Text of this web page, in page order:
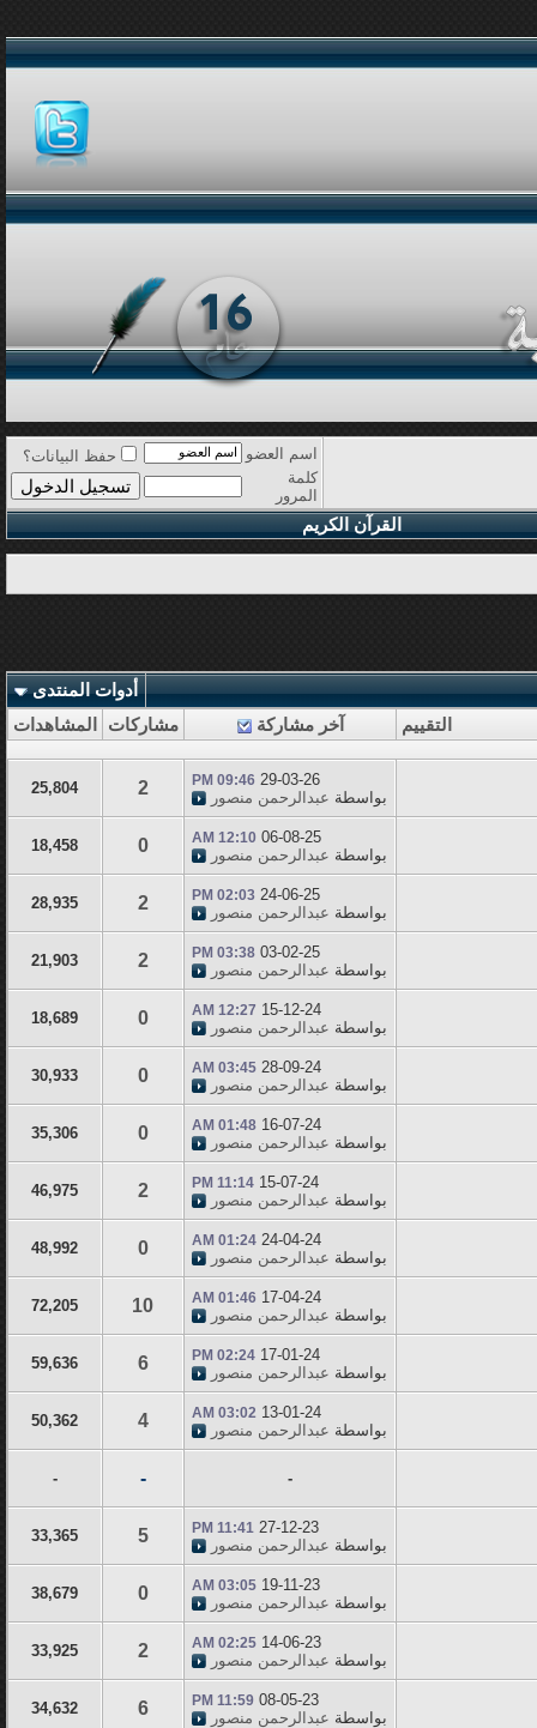
اسم العضو
حفظ البيانات؟
كلمة
المرور
القرآن الكريم
أدوات المنتدى
التقييم
آخر مشاركة مشاركات المشاهدات
29-03-26
09:46 PM
بواسطة عبدالرحمن منصور 2
25,804
06-08-25
12:10 AM
بواسطة عبدالرحمن منصور 0
18,458
24-06-25
02:03 PM
بواسطة عبدالرحمن منصور 2
28,935
03-02-25
03:38 PM
بواسطة عبدالرحمن منصور 2
21,903
15-12-24
12:27 AM
بواسطة عبدالرحمن منصور 0
18,689
28-09-24
03:45 AM
بواسطة عبدالرحمن منصور 0
30,933
16-07-24
01:48 AM
بواسطة عبدالرحمن منصور 0
35,306
15-07-24
11:14 PM
بواسطة عبدالرحمن منصور 2
46,975
24-04-24
01:24 AM
بواسطة عبدالرحمن منصور 0
48,992
17-04-24
01:46 AM
بواسطة عبدالرحمن منصور 10
72,205
17-01-24
02:24 PM
بواسطة عبدالرحمن منصور 6
59,636
13-01-24
03:02 AM
بواسطة عبدالرحمن منصور 4
50,362
-
-
-
27-12-23
11:41 PM
بواسطة عبدالرحمن منصور 5
33,365
19-11-23
03:05 AM
بواسطة عبدالرحمن منصور 0
38,679
14-06-23
02:25 AM
بواسطة عبدالرحمن منصور 2
33,925
08-05-23
11:59 PM
بواسطة عبدالرحمن منصور 6
34,632